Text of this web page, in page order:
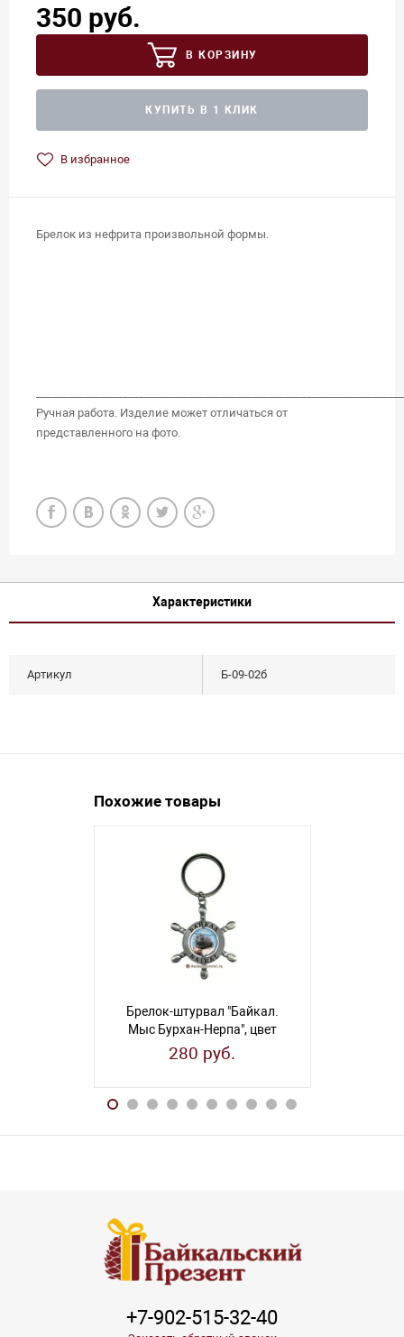
350 руб.
В КОРЗИНУ
КУПИТЬ В 1 КЛИК
В избранное
Брелок из нефрита произвольной формы.
Ручная работа. Изделие может отличаться от
представленного на фото.
Характеристики
Артикул Б-09-02б
Похожие товары
Брелок-штурвал "Байкал.
Мыс Бурхан-Нерпа", цвет
"ант. олово"
280 руб.
+7-902-515-32-40